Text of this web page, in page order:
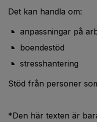
Det kan handla om:
anpassningar på
boendestöd
stresshantering
Stöd från personer
*Den här texten är